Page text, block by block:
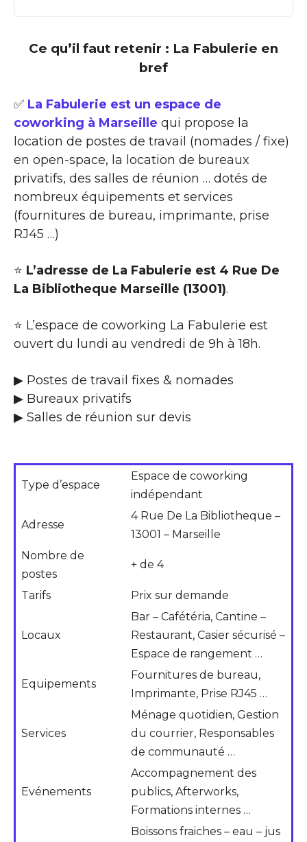
Ce qu’il faut retenir : La Fabulerie en
bref
✅ La Fabulerie est un espace de
coworking à Marseille qui propose la
location de postes de travail (nomades / fixe)
en open-space, la location de bureaux
privatifs, des salles de réunion … dotés de
nombreux équipements et services
(fournitures de bureau, imprimante, prise
RJ45 …)
⭐ L’adresse de La Fabulerie est 4 Rue De
La Bibliotheque Marseille (13001).
⭐ L’espace de coworking La Fabulerie est
ouvert du lundi au vendredi de 9h à 18h.
▶ Postes de travail fixes & nomades
▶ Bureaux privatifs
▶ Salles de réunion sur devis
Type d’espace
Espace de coworking
indépendant
Adresse
4 Rue De La Bibliotheque –
13001 – Marseille
Nombre de
postes
+ de 4
Tarifs Prix sur demande
Locaux
Bar – Cafétéria, Cantine –
Restaurant, Casier sécurisé –
Espace de rangement …
Equipements
Fournitures de bureau,
Imprimante, Prise RJ45 …
Services
Ménage quotidien, Gestion
du courrier, Responsables
de communauté …
Evénements
Accompagnement des
publics, Afterworks,
Formations internes …
Boissons fraiches – eau – jus